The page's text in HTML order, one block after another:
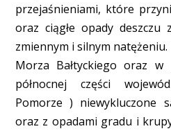
przejaśnieniami, które
oraz ciągłe opady
zmiennym i silnym
Morza Bałtyckiego oraz
północnej części
Pomorze ) niewykluczone
oraz z opadami gradu i